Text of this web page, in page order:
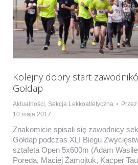
Kolejny dobry start
Gołdap
Aktualności Sekcja Lekkoatletyczna Przez
10 maja 2017
Znakomicie spisali się zawodnicy
Gołdap podczas XLI Biegu
sztafeta Open 5x600m (Adam
Poreda, Maciej Żamojtuk, Kacper